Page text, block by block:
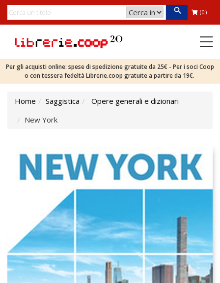
(0)
Per gli acquisti online: spese di spedizione gratuite da 25€ - Per i soci Coop
o con tessera fedeltà Librerie.coop gratuite a partire da 19€.
Home Saggistica
Opere generali e dizionari
New York